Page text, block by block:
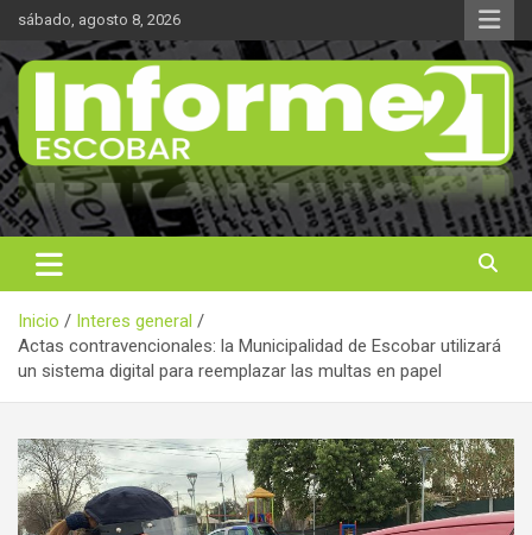
Saltar
contenido
sábado, agosto 8, 2026
Informe 21
Noticas reales
Inicio
Interes general
Actas contravencionales: la Municipalidad de Escobar utilizará
un sistema digital para reemplazar las multas en papel